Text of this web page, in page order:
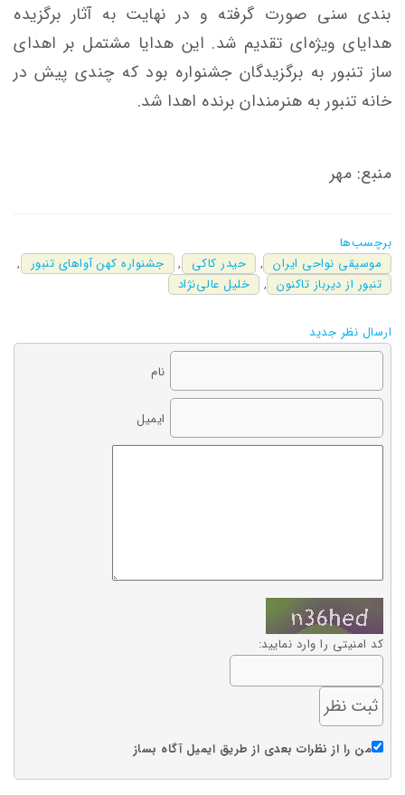
بندی سنی صورت گرفته و در نهایت به آثار برگزیده
هدایای ویژه‌ای تقدیم شد. این هدایا مشتمل بر اهدای
ساز تنبور به برگزیدگان جشنواره بود که چندی پیش در
خانه تنبور به هنرمندان برنده اهدا شد.
منبع: مهر
برچسب‌ها
موسیقی نواحی ایران , حیدر کاکی , جشنواره کهن آواهای تنبور
,
تنبور از دیرباز تاکنون , خلیل عالی‌نژاد
ارسال نظر جدید
نام
ایمیل
کد امنیتی را وارد نمایید:
من را از نظرات بعدی از طریق ایمیل آگاه بساز